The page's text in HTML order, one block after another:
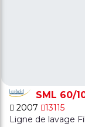
SML 60/
2007
13115
Ligne de lavage